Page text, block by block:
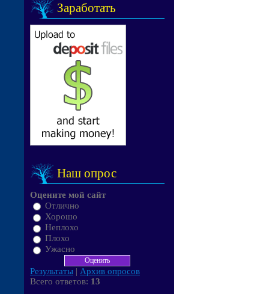
Заработать
Наш опрос
Оцените мой сайт
Отлично
Хорошо
Неплохо
Плохо
Ужасно
Результаты | Архив опросов
Всего ответов: 13